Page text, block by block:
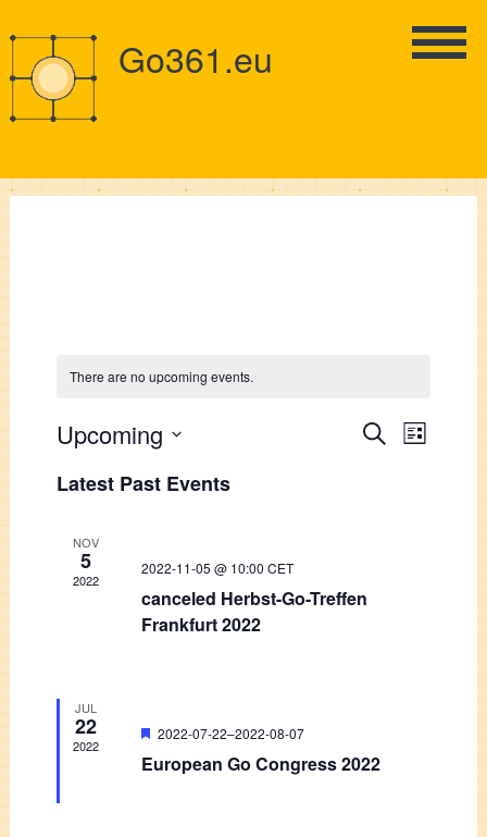
Go361.eu
There are no upcoming events.
Events
Navigation
SearchEvent
List
Upcoming
date.
Latest Past Events
NOV
5
2022
2022-11-05 @ 10:00 CET
canceled Herbst-Go-Treffen
Frankfurt 2022
JUL
22
2022
Featured
2022-07-22–2022-08-07
European Go Congress 2022